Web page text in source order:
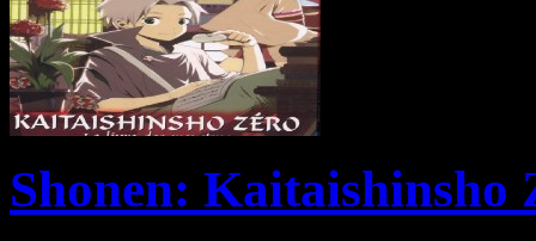
Shonen: Kaitaishinsho